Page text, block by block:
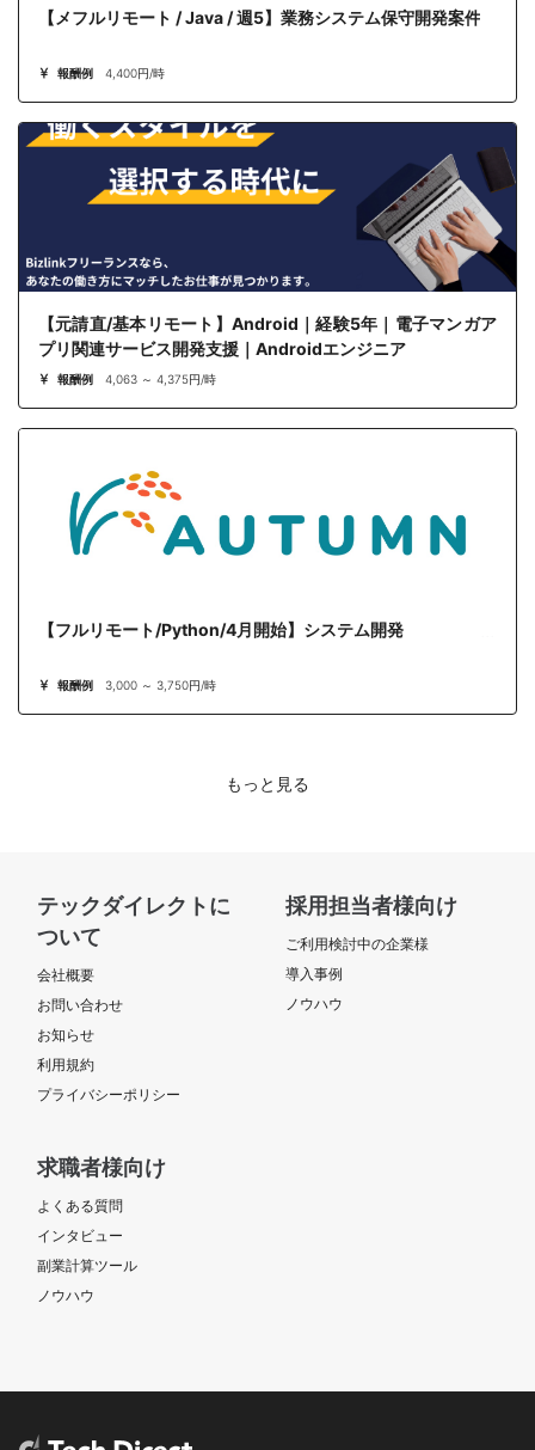
【メフルリモート / Java / 週5】業務システム保守開発案件
報酬例 4,400円/時
【元請直/基本リモート】Android｜経験5年｜電子マンガア
プリ関連サービス開発支援｜Androidエンジニア
報酬例 4,063 ～ 4,375円/時
【フルリモート/Python/4月開始】システム開発
報酬例 3,000 ～ 3,750円/時
もっと見る
テックダイレクトに
ついて
会社概要
お問い合わせ
お知らせ
利用規約
プライバシーポリシー
採用担当者様向け
ご利用検討中の企業様
導入事例
ノウハウ
求職者様向け
よくある質問
インタビュー
副業計算ツール
ノウハウ